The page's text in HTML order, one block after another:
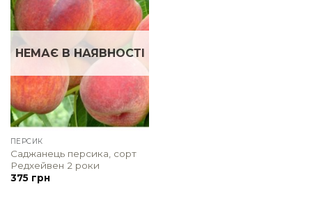
НЕМАЄ В НАЯВНОСТІ
ПЕРСИК
Саджанець персика, сорт
Редхейвен 2 роки
375 грн